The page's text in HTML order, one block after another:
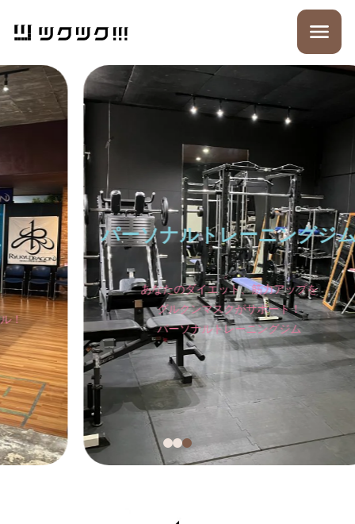
パーソナルトレーニングジム
あなたのダイエット、筋力アップを
グルクンマスクがサポート！
パーソナルトレーニングジム